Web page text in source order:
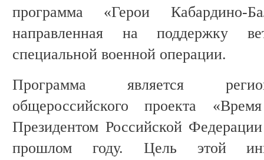
программа «Герои Кабардино-
направленная на поддержку
специальной военной операции.
Программа является
общероссийского проекта
Президентом Российской
прошлом году. Цель этой